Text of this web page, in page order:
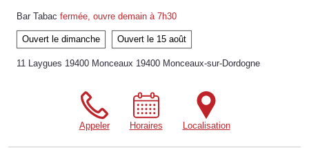
Bar Tabac fermée, ouvre demain à 7h30
Ouvert le dimanche Ouvert le 15 août
11 Laygues 19400 Monceaux 19400 Monceaux-sur-Dordogne
Appeler Horaires Localisation